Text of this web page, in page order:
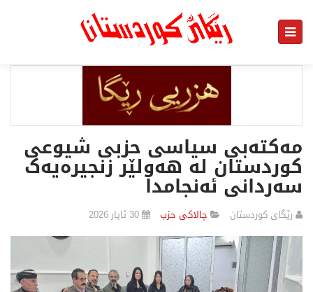
مەکتەبی سیاسی حزبی شیوعی
کوردستان لە هەولێر زنجیرەیەک
سەردانی ئەنجامدا
رێگای كوردستان چالاكی حزب 30 ئایار 2026